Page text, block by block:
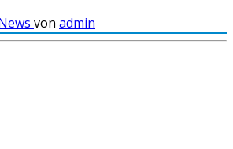
von admin